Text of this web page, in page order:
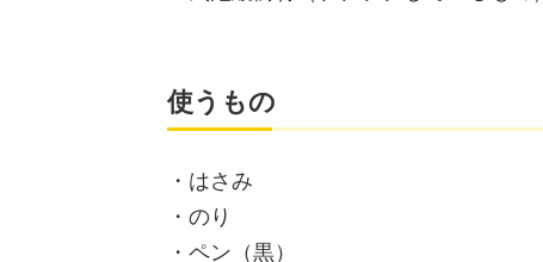
使うもの
・はさみ
・のり
・ペン（黒）